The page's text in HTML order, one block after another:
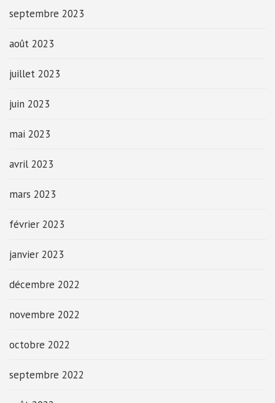
septembre 2023
août 2023
juillet 2023
juin 2023
mai 2023
avril 2023
mars 2023
février 2023
janvier 2023
décembre 2022
novembre 2022
octobre 2022
septembre 2022